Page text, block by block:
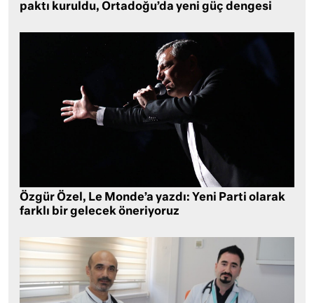
paktı kuruldu, Ortadoğu’da yeni güç dengesi
Özgür Özel, Le Monde’a yazdı: Yeni Parti olarak
farklı bir gelecek öneriyoruz